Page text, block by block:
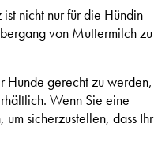
nicht nur für die Hündin
von Muttermilch zu
Hunde gerecht zu werden,
Wenn Sie eine
sicherzustellen, dass Ihr